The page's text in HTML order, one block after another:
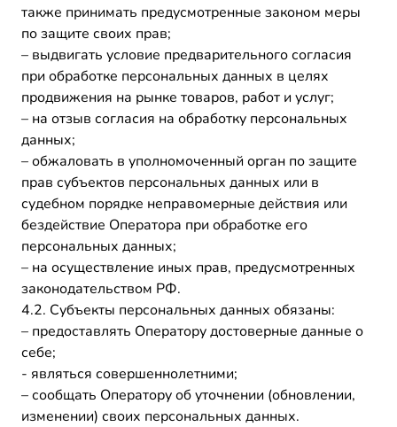
также принимать предусмотренные законом меры
по защите своих прав;
– выдвигать условие предварительного согласия
при обработке персональных данных в целях
продвижения на рынке товаров, работ и услуг;
– на отзыв согласия на обработку персональных
данных;
– обжаловать в уполномоченный орган по защите
прав субъектов персональных данных или в
судебном порядке неправомерные действия или
бездействие Оператора при обработке его
персональных данных;
– на осуществление иных прав, предусмотренных
законодательством РФ.
4.2. Субъекты персональных данных обязаны:
– предоставлять Оператору достоверные данные о
себе;
- являться совершеннолетними;
– сообщать Оператору об уточнении (обновлении,
изменении) своих персональных данных.